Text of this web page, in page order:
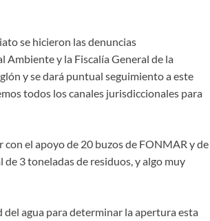
se hicieron las denuncias
y la Fiscalía General de la
y se dará puntual seguimiento a este
todos los canales jurisdiccionales para
con el apoyo de 20 buzos de FONMAR y de
3 toneladas de residuos, y algo muy
del agua para determinar la apertura esta